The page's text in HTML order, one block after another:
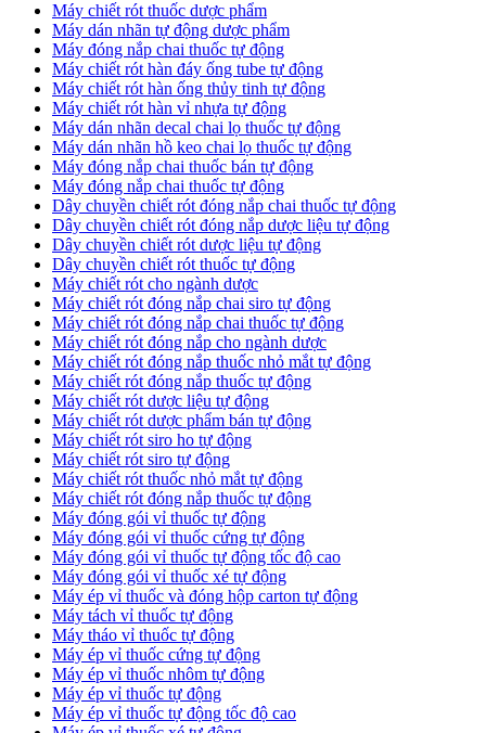
Máy chiết rót thuốc dược phẩm
Máy dán nhãn tự động dược phẩm
Máy đóng nắp chai thuốc tự động
Máy chiết rót hàn đáy ống tube tự động
Máy chiết rót hàn ống thủy tinh tự động
Máy chiết rót hàn vỉ nhựa tự động
​Máy dán nhãn decal chai lọ thuốc tự động
Máy dán nhãn hồ keo chai lọ thuốc tự động
Máy đóng nắp chai thuốc bán tự động
Máy đóng nắp chai thuốc tự động
Dây chuyền chiết rót đóng nắp chai thuốc tự động
​Dây chuyền chiết rót đóng nắp dược liệu tự động
Dây chuyền chiết rót dược liệu tự động
​Dây chuyền chiết rót thuốc tự động
Máy chiết rót cho ngành dược
​Máy chiết rót đóng nắp chai siro tự động
​Máy chiết rót đóng nắp chai thuốc tự động
​Máy chiết rót đóng nắp cho ngành dược
​Máy chiết rót đóng nắp thuốc nhỏ mắt tự động
​Máy chiết rót đóng nắp thuốc tự động
​Máy chiết rót dược liệu tự động
Máy chiết rót dược phẩm bán tự động
​Máy chiết rót siro ho tự động
​Máy chiết rót siro tự động
​Máy chiết rót thuốc nhỏ mắt tự động
​Máy chiết rót đóng nắp thuốc tự động
​Máy đóng gói vỉ thuốc tự động
Máy đóng gói vỉ thuốc cứng tự động
Máy đóng gói vỉ thuốc tự động tốc độ cao
Máy đóng gói vỉ thuốc xé tự động
​Máy ép vỉ thuốc và đóng hộp carton tự động
​Máy tách vỉ thuốc tự động
​Máy tháo vỉ thuốc tự động
​Máy ép vỉ thuốc cứng tự động
Máy ép vỉ thuốc nhôm tự động
Máy ép vỉ thuốc tự động​
​Máy ép vỉ thuốc tự động tốc độ cao